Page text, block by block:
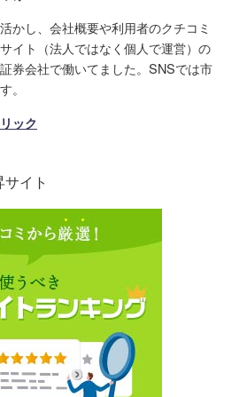
かし、会社概要や利用者のクチコミ
イト（法人ではなく個人で運営）の
券会社で働いてました。SNSでは市
。
ック
イト